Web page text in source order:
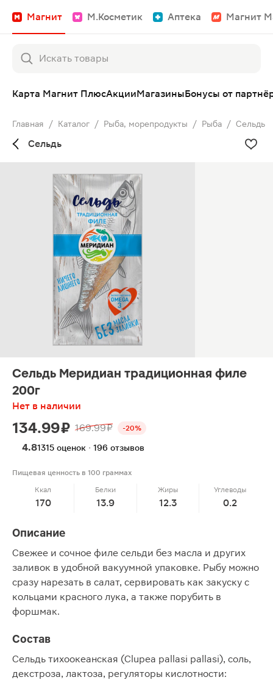
Магнит М.Косметик Аптека Магнит
Карта Магнит ПлюсАкцииМагазиныБонусы от
Главная / Каталог / Рыба, морепродукты / Рыба / Сельдь
Сельдь
Сельдь Меридиан традиционная филе
200г
Нет в наличии
134.99 ₽ 169.99 ₽ -20%
4.81315 оценок · 196 отзывов
Пищевая ценность в 100 граммах
Ккал
170
Белки
13.9
Жиры
12.3
Углеводы
0.2
Описание
Свежее и сочное филе сельди без масла и других
заливок в удобной вакуумной упаковке. Рыбу можно
сразу нарезать в салат, сервировать как закуску с
кольцами красного лука, а также порубить в
форшмак.
Состав
Сельдь тихоокеанская (Clupea pallasi pallasi), соль,
декстроза, лактоза, регуляторы кислотности: